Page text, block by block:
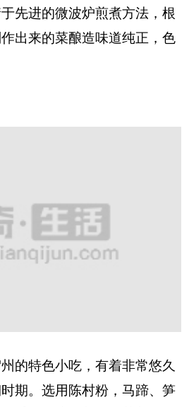
先进的微波炉煎煮方法，根
出来的菜酿造味道纯正，色
特色小吃，有着非常悠久
期。选用陈村粉，马蹄、笋